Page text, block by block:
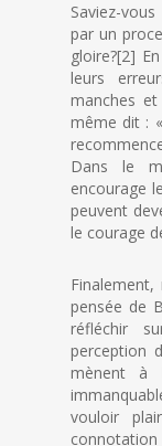
Saviez-
par un
gloire?[2]
leurs
manches
même dit :
Dans le
encourage
peuvent
le courage
pensée de
réfléchir
perception
mènent à
vouloir